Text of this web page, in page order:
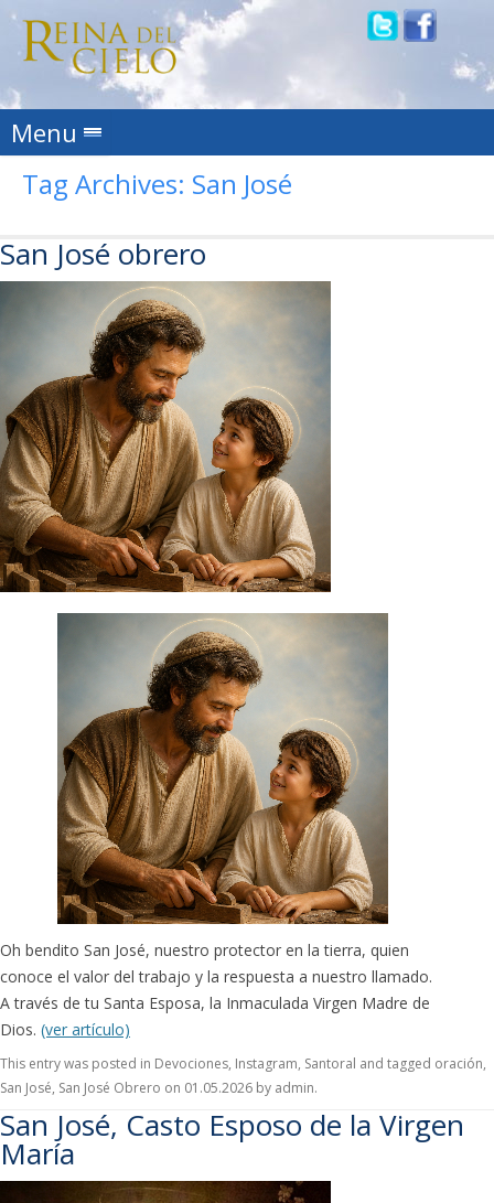
Menu Skip to content
Tag Archives: San José
San José obrero
Oh bendito San José, nuestro protector en la tierra, quien
conoce el valor del trabajo y la respuesta a nuestro llamado.
A través de tu Santa Esposa, la Inmaculada Virgen Madre de
Dios. (ver artículo)
This entry was posted in Devociones, Instagram, Santoral and tagged oración,
San José, San José Obrero on 01.05.2026 by admin.
San José, Casto Esposo de la Virgen
María